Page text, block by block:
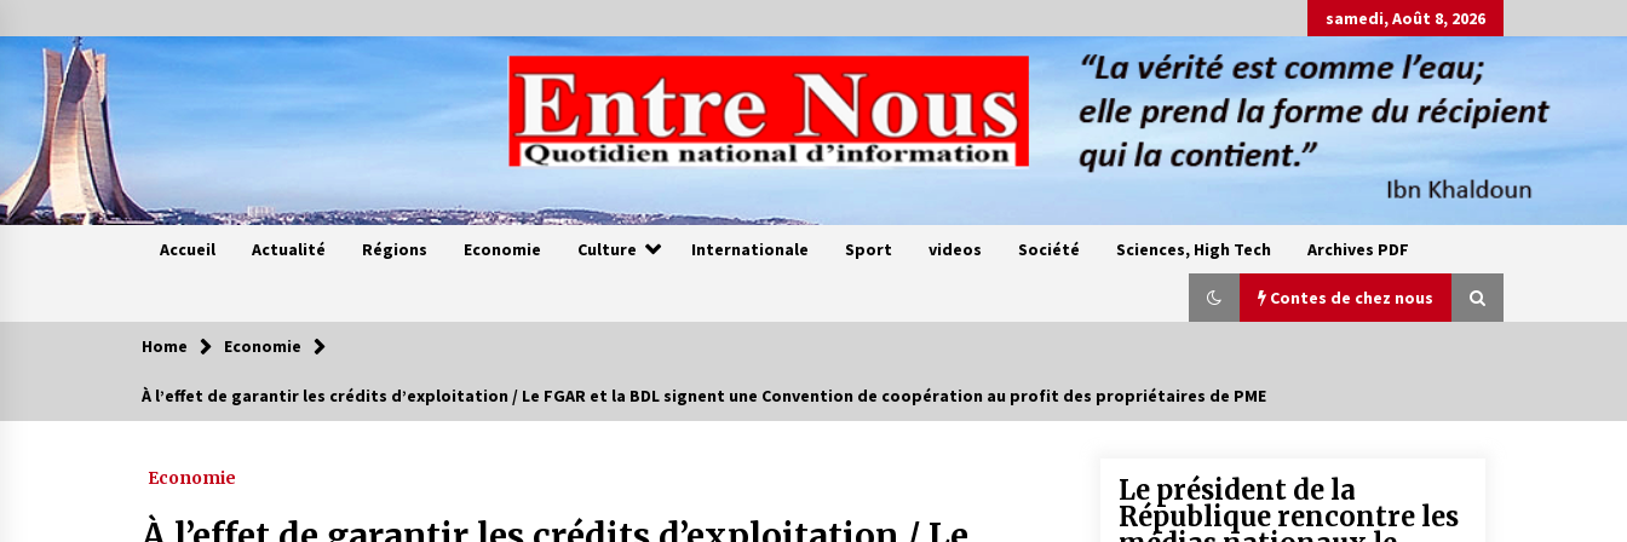
to
content
samedi, Août 8, 2026
Accueil Actualité Régions Economie Culture Internationale Sport videos Société Sciences, High Tech Archives PDF
Contes de chez nous
Contes de chez nous
Home Economie
À l’effet de garantir les crédits d’exploitation / Le FGAR et la BDL signent une Convention de coopération au profit des propriétaires de PME
Economie Le président de la
République rencontre les